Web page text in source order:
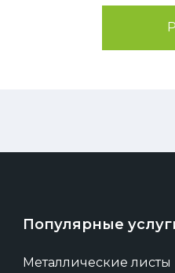
Популярные
Металлические листы